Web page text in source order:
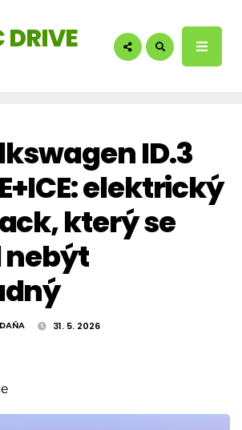
DRIVE
ID.3
elektrický
který se
nebýt
31. 5. 2026